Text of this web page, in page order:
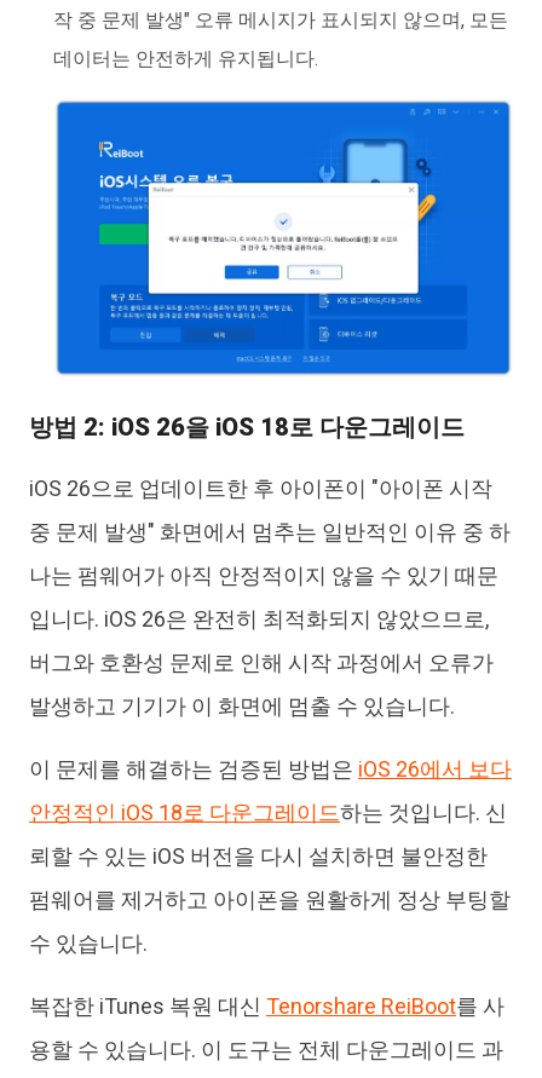
작 중 문제 발생" 오류 메시지가 표시되지 않으며, 모든
데이터는 안전하게 유지됩니다.
방법 2: iOS 26을 iOS 18로 다운그레이드
iOS 26으로 업데이트한 후 아이폰이 "아이폰 시작
중 문제 발생" 화면에서 멈추는 일반적인 이유 중 하
나는 펌웨어가 아직 안정적이지 않을 수 있기 때문
입니다. iOS 26은 완전히 최적화되지 않았으므로,
버그와 호환성 문제로 인해 시작 과정에서 오류가
발생하고 기기가 이 화면에 멈출 수 있습니다.
이 문제를 해결하는 검증된 방법은 iOS 26에서 보다
안정적인 iOS 18로 다운그레이드하는 것입니다. 신
뢰할 수 있는 iOS 버전을 다시 설치하면 불안정한
펌웨어를 제거하고 아이폰을 원활하게 정상 부팅할
수 있습니다.
복잡한 iTunes 복원 대신 Tenorshare ReiBoot를 사
용할 수 있습니다. 이 도구는 전체 다운그레이드 과